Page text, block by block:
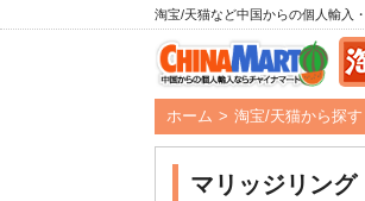
淘宝/天猫など中国からの個人輸入
ホーム > 淘宝/天猫から探す
マリッジリング